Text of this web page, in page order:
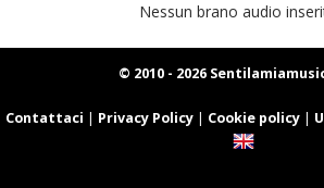
Nessun brano audio
© 2010 - 2026
Contattaci | Privacy Policy| Cookie policy|